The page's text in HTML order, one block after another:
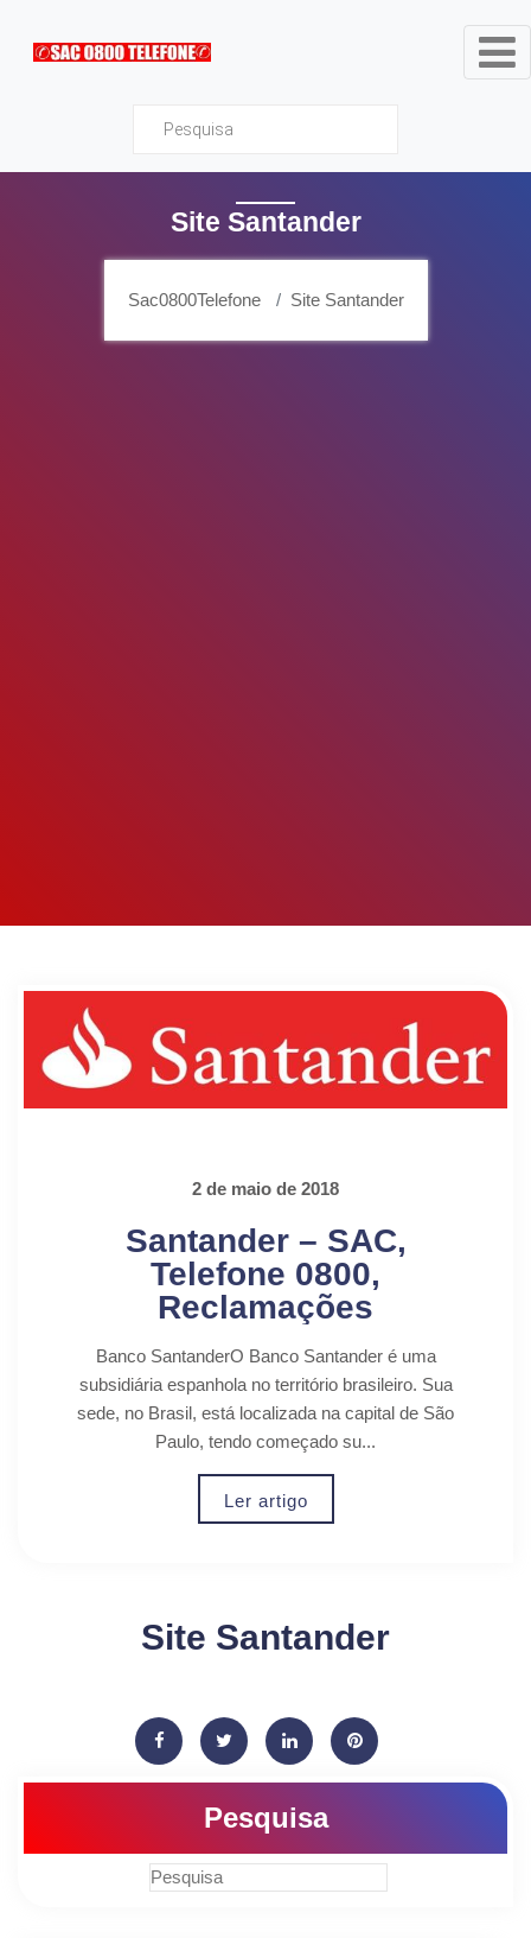
Sac0800Telefone
Site Santander
Sac0800Telefone Site Santander
2 de maio de 2018
Santander – SAC,
Telefone 0800,
Reclamações
Banco SantanderO Banco Santander é uma
subsidiária espanhola no território brasileiro. Sua
sede, no Brasil, está localizada na capital de São
Paulo, tendo começado su...
Ler artigo
Site Santander
Pesquisa